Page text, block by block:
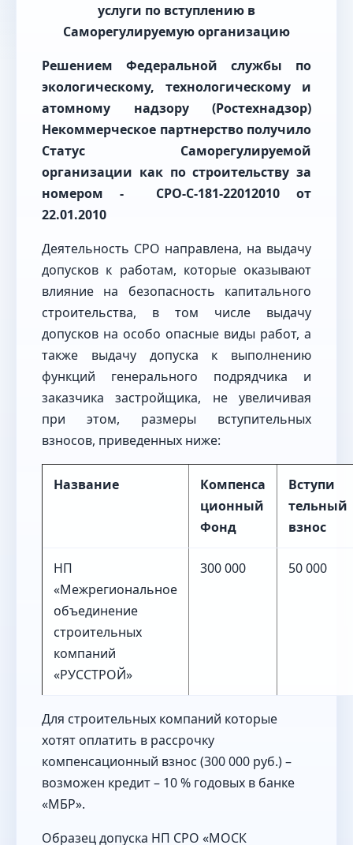
услуги по вступлению в
Саморегулируемую организацию
Решением Федеральной службы по
экологическому, технологическому и
атомному надзору (Ростехнадзор)
Некоммерческое партнерство получило
Статус Саморегулируемой
организации как по строительству за
номером - СРО-С-181-22012010 от
22.01.2010
Деятельность СРО направлена, на выдачу
допусков к работам, которые оказывают
влияние на безопасность капитального
строительства, в том числе выдачу
допусков на особо опасные виды работ, а
также выдачу допуска к выполнению
функций генерального подрядчика и
заказчика застройщика, не увеличивая
при этом, размеры вступительных
взносов, приведенных ниже:
Название
Компенса
ционный
Фонд
Вступи
тельный
взнос
НП
«Межрегиональное
объединение
строительных
компаний
«РУССТРОЙ»
300 000 50 000
Для строительных компаний которые
хотят оплатить в рассрочку
компенсационный взнос (300 000 руб.) –
возможен кредит – 10 % годовых в банке
«МБР».
Образец допуска НП СРО «МОСК